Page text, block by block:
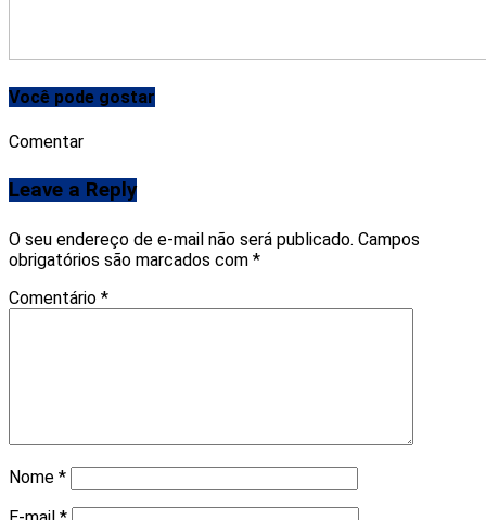
Você pode gostar
Comentar
Leave a Reply
O seu endereço de e-mail não será publicado. Campos
obrigatórios são marcados com *
Comentário *
Nome *